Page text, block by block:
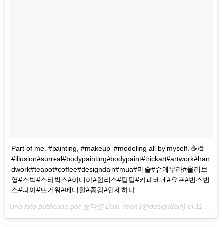
Part of me. #painting, #makeup, #modeling all by myself. ☕️🎨
#illusion#surreal#bodypainting#bodypaint#trickart#artwork#han
dwork#teapot#coffee#designdain#mua#미술#슈에무라#올리브
영#스벅#스타벅스#이디야#할리스#탐탐#카페베네#요프#빈스빈
스#따아#뜨거워#메디힐#종강#언제하냐
Una foto publicada por 윤다인 Dain Yoon (@designdain) el 11 de Jun de 2016 a la(s) 1:43 PDT